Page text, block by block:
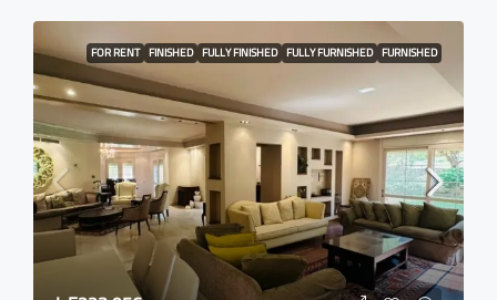
FOR RENT FINISHED FULLY FINISHED FULLY FURNISHED FURNISHED